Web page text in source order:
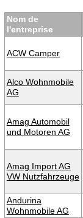
Nom de
l'entreprise
ACW Camper
Alco Wohnmobile
AG
Amag Automobil
und Motoren AG
Amag Import AG
VW Nutzfahrzeuge
Andurina
Wohnmobile AG